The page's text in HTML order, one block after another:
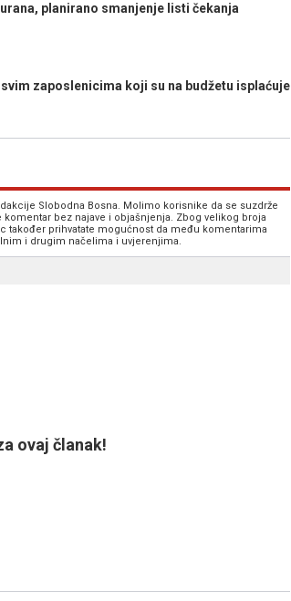
planirano smanjenje listi čekanja
svim zaposlenicima koji su na budžetu isplaćuje
Slobodna Bosna. Molimo korisnike da se suzdrže
komentar bez najave i objašnjenja. Zbog velikog broja
također prihvatate mogućnost da među komentarima
i drugim načelima i uvjerenjima.
ovaj članak!